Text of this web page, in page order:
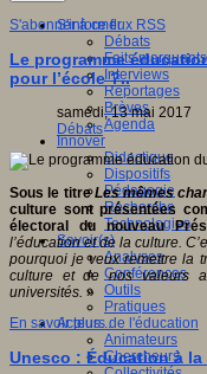
S'informer
Débats
Faits marquants
Interviews
Reportages
Brèves
Agenda
Innover
Didactique
Dispositifs
Pédagogie
Recherche
Technologies
Savoir(s)
Analyses
Conférences
Outils
Pratiques
Acteurs de l'éducation
Animateurs
Chercheurs
S'abonner à ce flux RSS
Le programme
pour l’école ?..
samedi, 13 mai 2017
Débats
Sous le titreLes mêmes
culture sont présentées
électoral du nouveau
l’éducation et de la culture.
pourquoi je veux remettre la
culture et de nos valeurs
universités. »
En savoir plus...
Unesco : Éducation à